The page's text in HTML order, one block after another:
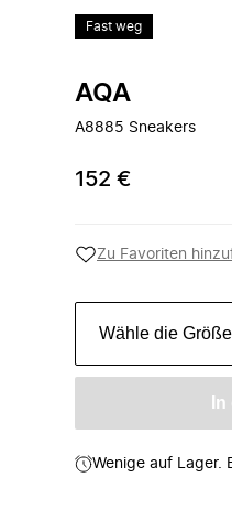
Fast weg
AQA
A8885 Sneakers
152 €
Zu Favoriten
Wähle die Größe
Wenige auf Lager.